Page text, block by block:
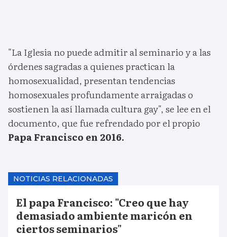
"La Iglesia no puede admitir al seminario y a las
órdenes sagradas a quienes practican la
homosexualidad, presentan tendencias
homosexuales profundamente arraigadas o
sostienen la así llamada cultura gay", se lee en el
documento, que fue refrendado por el propio
Papa Francisco en 2016.
NOTICIAS RELACIONADAS
El papa Francisco: "Creo que hay
demasiado ambiente maricón en
ciertos seminarios"